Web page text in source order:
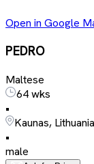
Open in Google
PEDRO
Maltese
64 wks
•
Kaunas, Lithuania
•
male